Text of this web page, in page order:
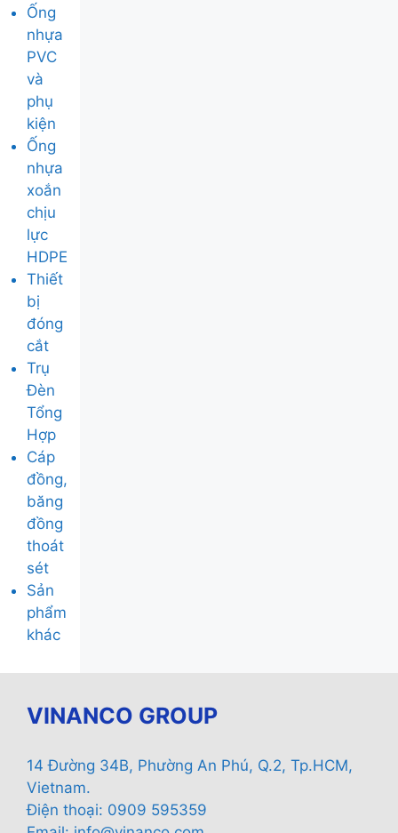
Ống
nhựa
PVC
và
phụ
kiện
Ống
nhựa
xoắn
chịu
lực
HDPE
Thiết
bị
đóng
cắt
Trụ
Đèn
Tổng
Hợp
Cáp
đồng,
băng
đồng
thoát
sét
Sản
phẩm
khác
VINANCO GROUP
14 Đường 34B, Phường An Phú, Q.2, Tp.HCM,
Vietnam.
Điện thoại: 0909 595359